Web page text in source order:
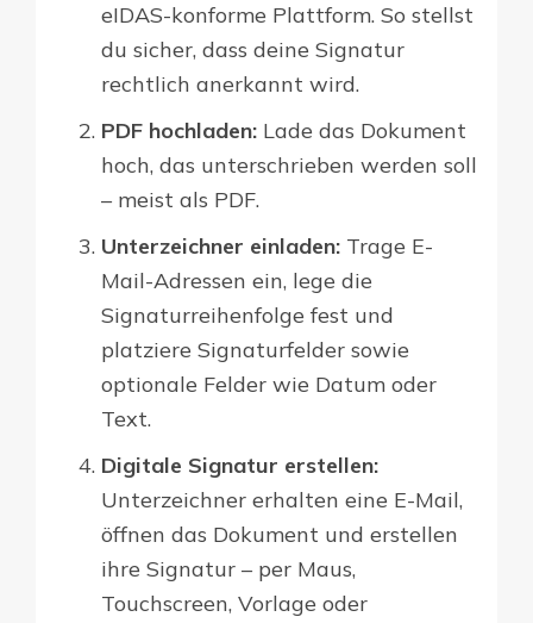
eIDAS-konforme Plattform. So stellst
du sicher, dass deine Signatur
rechtlich anerkannt wird.
PDF hochladen: Lade das Dokument
hoch, das unterschrieben werden soll
– meist als PDF.
Unterzeichner einladen: Trage E-
Mail-Adressen ein, lege die
Signaturreihenfolge fest und
platziere Signaturfelder sowie
optionale Felder wie Datum oder
Text.
Digitale Signatur erstellen:
Unterzeichner erhalten eine E-Mail,
öffnen das Dokument und erstellen
ihre Signatur – per Maus,
Touchscreen, Vorlage oder